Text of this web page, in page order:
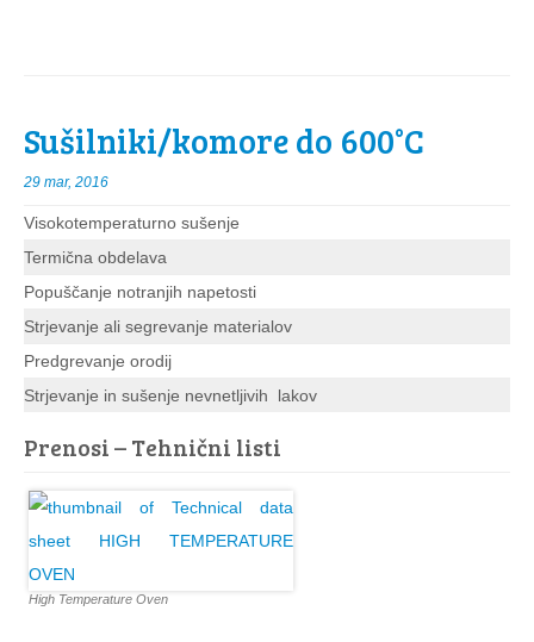
Sušilniki/komore do 600°C
29 mar, 2016
Visokotemperaturno sušenje
Termična obdelava
Popuščanje notranjih napetosti
Strjevanje ali segrevanje materialov
Predgrevanje orodij
Strjevanje in sušenje nevnetljivih lakov
Prenosi – Tehnični listi
High Temperature Oven